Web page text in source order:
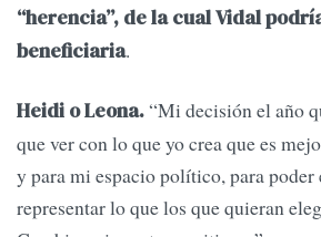
“herencia”, de la cual Vidal
beneficiaria.
Heidi o Leona.“Mi decisión el año
que ver con lo que yo crea que es
y para mi espacio político, para poder
representar lo que los que quieran